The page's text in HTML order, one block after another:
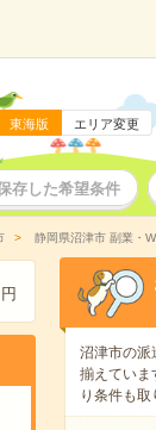
東海版 エリア変更
存した希望条件
静岡県沼津市 副業・
円
沼津市の派
揃えていま
り条件も取